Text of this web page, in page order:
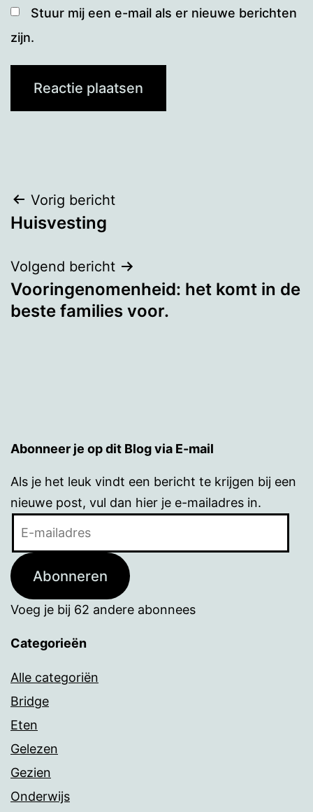
Stuur mij een e-mail als er nieuwe berichten
zijn.
Bericht
navigatie
Vorig bericht
Huisvesting
Volgend bericht
Vooringenomenheid: het komt in de
beste families voor.
Abonneer je op dit Blog via E-mail
Als je het leuk vindt een bericht te krijgen bij een
nieuwe post, vul dan hier je e-mailadres in.
Abonneren
Voeg je bij 62 andere abonnees
Categorieën
Alle categoriën
Bridge
Eten
Gelezen
Gezien
Onderwijs